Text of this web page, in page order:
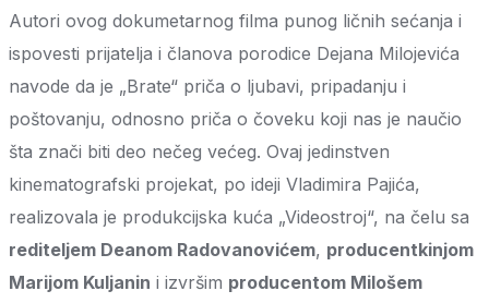
Autori ovog dokumetarnog filma punog ličnih sećanja i
ispovesti prijatelja i članova porodice Dejana Milojevića
navode da je „Brate“ priča o ljubavi, pripadanju i
poštovanju, odnosno priča o čoveku koji nas je naučio
šta znači biti deo nečeg većeg. Ovaj jedinstven
kinematografski projekat, po ideji Vladimira Pajića,
realizovala je produkcijska kuća „Videostroj“, na čelu sa
rediteljem Deanom Radovanovićem, producentkinjom
Marijom Kuljanin i izvršim producentom Milošem